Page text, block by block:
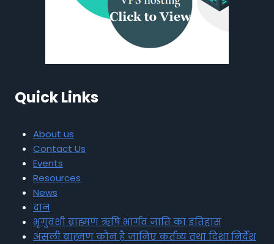
Quick Links
About us
Contact Us
Events
Resources
News
दान
भृगुवंशी ब्राह्मण ऋषि भार्गव जाति का इतिहास
असली ब्राह्मण कौन है जानिए कर्तव्य तथा दिशा निर्देश